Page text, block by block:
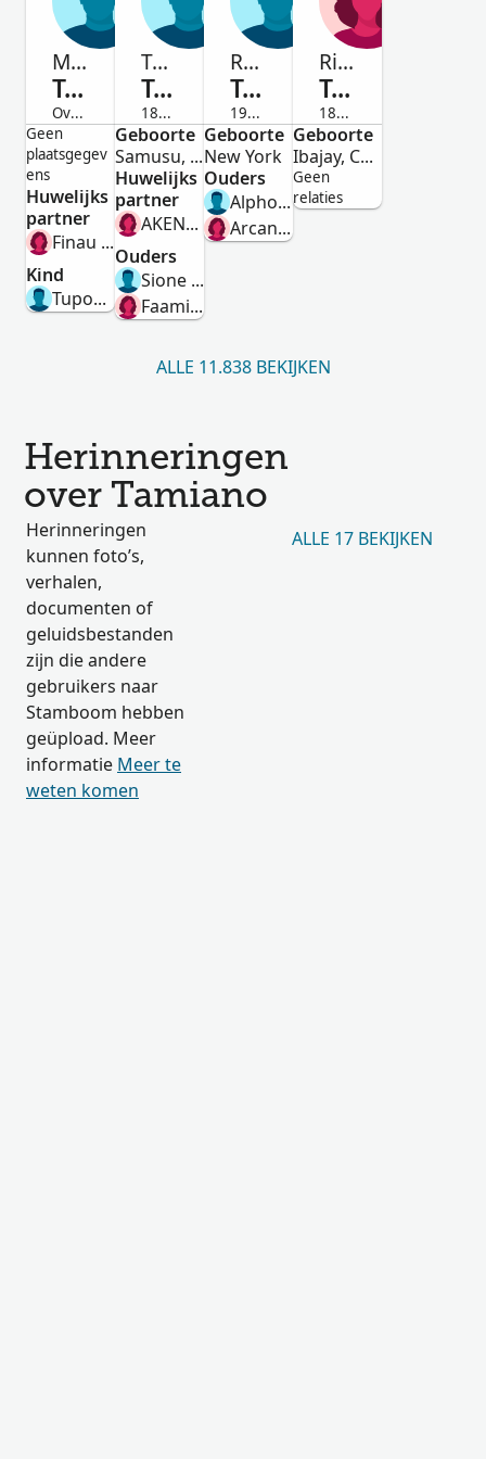
Mr. Tamiano
Tamiano
Overleden
Man
Geen
plaatsgegev
ens
Huwelijks
partner
Finau Tapaita
Kind
Tupou Tamiano
Tovia
Tamiano
1899-Overleden
Man
Geboorte
Samusu, Samoa
Huwelijks
partner
AKENESE
Ouders
Sione Tamiano
Faamita Malamalaalii Apelu Seataomanu
Rose
Tamiano
1908-Overleden
Man
Geboorte
New York
Ouders
Alphonso Tamiano
Arcangela Tamiano
Rita
Tamiano
1861-Overleden
Vrouw
Geboorte
Ibajay, Capiz, Philippines
Geen
relaties
ALLE 11.838 BEKIJKEN
Herinneringen
over Tamiano
Herinneringen
kunnen foto’s,
verhalen,
documenten of
geluidsbestanden
zijn die andere
gebruikers naar
Stamboom hebben
geüpload. Meer
informatie Meer te
weten komen
ALLE 17 BEKIJKEN